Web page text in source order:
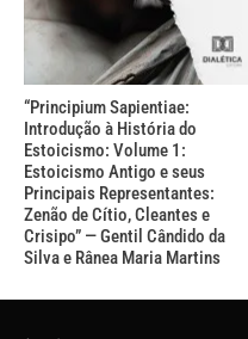
“Principium Sapientiae:
Introdução à História do
Estoicismo: Volume 1:
Estoicismo Antigo e seus
Principais Representantes:
Zenão de Cítio, Cleantes e
Crisipo” — Gentil Cândido da
Silva e Rânea Maria Martins